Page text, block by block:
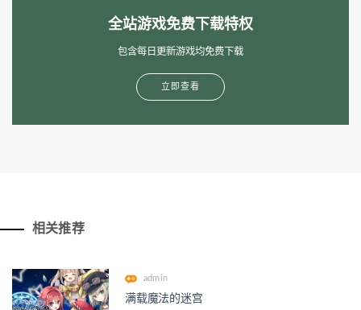
全站游戏免费下载特权
包含每日更新游戏均免费下载
立即查看
相关推荐
admin
满载魔法的迷宫